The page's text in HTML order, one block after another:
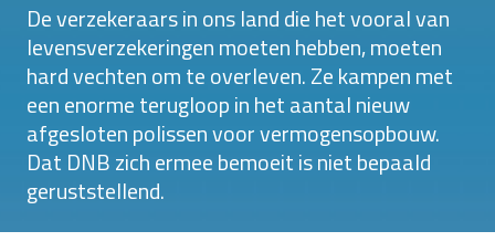
De verzekeraars in ons land die het vooral van
levensverzekeringen moeten hebben, moeten
hard vechten om te overleven. Ze kampen met
een enorme terugloop in het aantal nieuw
afgesloten polissen voor vermogensopbouw.
Dat DNB zich ermee bemoeit is niet bepaald
geruststellend.